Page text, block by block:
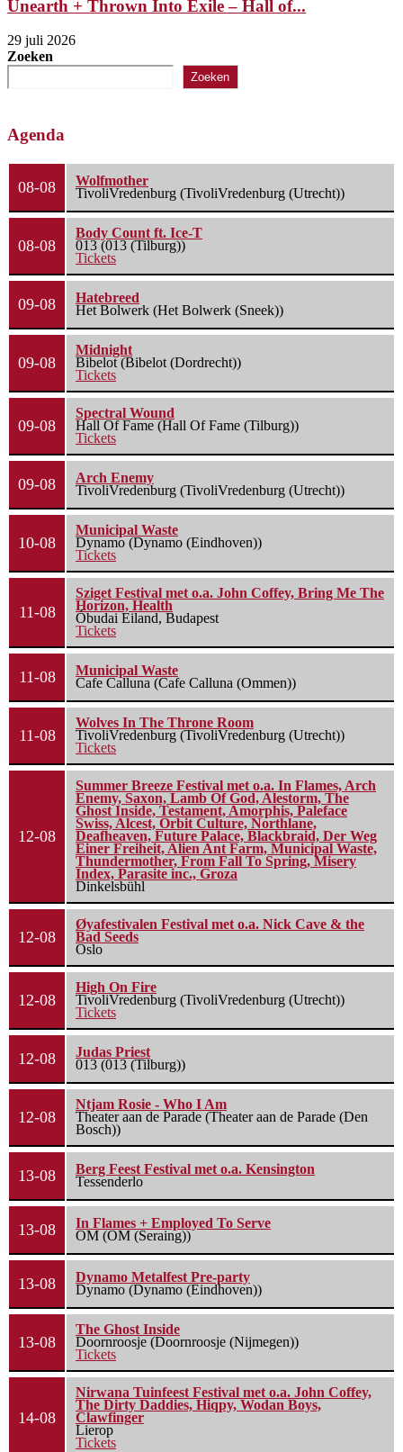
Unearth + Thrown Into Exile – Hall of...
29 juli 2026
Zoeken
Zoeken
Agenda
08-08
Wolfmother
TivoliVredenburg (TivoliVredenburg (Utrecht))
08-08
Body Count ft. Ice-T
013 (013 (Tilburg))
Tickets
09-08
Hatebreed
Het Bolwerk (Het Bolwerk (Sneek))
09-08
Midnight
Bibelot (Bibelot (Dordrecht))
Tickets
09-08
Spectral Wound
Hall Of Fame (Hall Of Fame (Tilburg))
Tickets
09-08
Arch Enemy
TivoliVredenburg (TivoliVredenburg (Utrecht))
10-08
Municipal Waste
Dynamo (Dynamo (Eindhoven))
Tickets
11-08
Sziget Festival met o.a. John Coffey, Bring Me The
Horizon, Health
Óbudai Eiland, Budapest
Tickets
11-08
Municipal Waste
Cafe Calluna (Cafe Calluna (Ommen))
11-08
Wolves In The Throne Room
TivoliVredenburg (TivoliVredenburg (Utrecht))
Tickets
12-08
Summer Breeze Festival met o.a. In Flames, Arch
Enemy, Saxon, Lamb Of God, Alestorm, The
Ghost Inside, Testament, Amorphis, Paleface
Swiss, Alcest, Orbit Culture, Northlane,
Deafheaven, Future Palace, Blackbraid, Der Weg
Einer Freiheit, Alien Ant Farm, Municipal Waste,
Thundermother, From Fall To Spring, Misery
Index, Parasite inc., Groza
Dinkelsbühl
12-08
Øyafestivalen Festival met o.a. Nick Cave & the
Bad Seeds
Oslo
12-08
High On Fire
TivoliVredenburg (TivoliVredenburg (Utrecht))
Tickets
12-08
Judas Priest
013 (013 (Tilburg))
12-08
Ntjam Rosie - Who I Am
Theater aan de Parade (Theater aan de Parade (Den
Bosch))
13-08
Berg Feest Festival met o.a. Kensington
Tessenderlo
13-08
In Flames + Employed To Serve
OM (OM (Seraing))
13-08
Dynamo Metalfest Pre-party
Dynamo (Dynamo (Eindhoven))
13-08
The Ghost Inside
Doornroosje (Doornroosje (Nijmegen))
Tickets
14-08
Nirwana Tuinfeest Festival met o.a. John Coffey,
The Dirty Daddies, Hiqpy, Wodan Boys,
Clawfinger
Lierop
Tickets